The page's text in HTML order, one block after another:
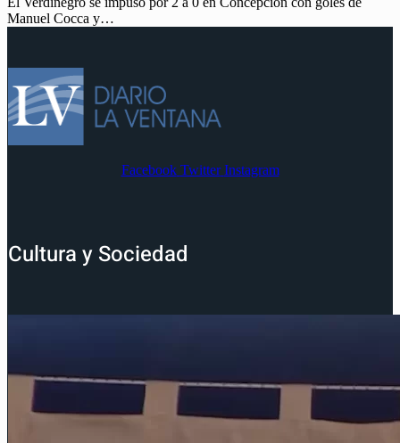
Manuel Cocca y…
Facebook Twitter Instagram
Cultura y Sociedad